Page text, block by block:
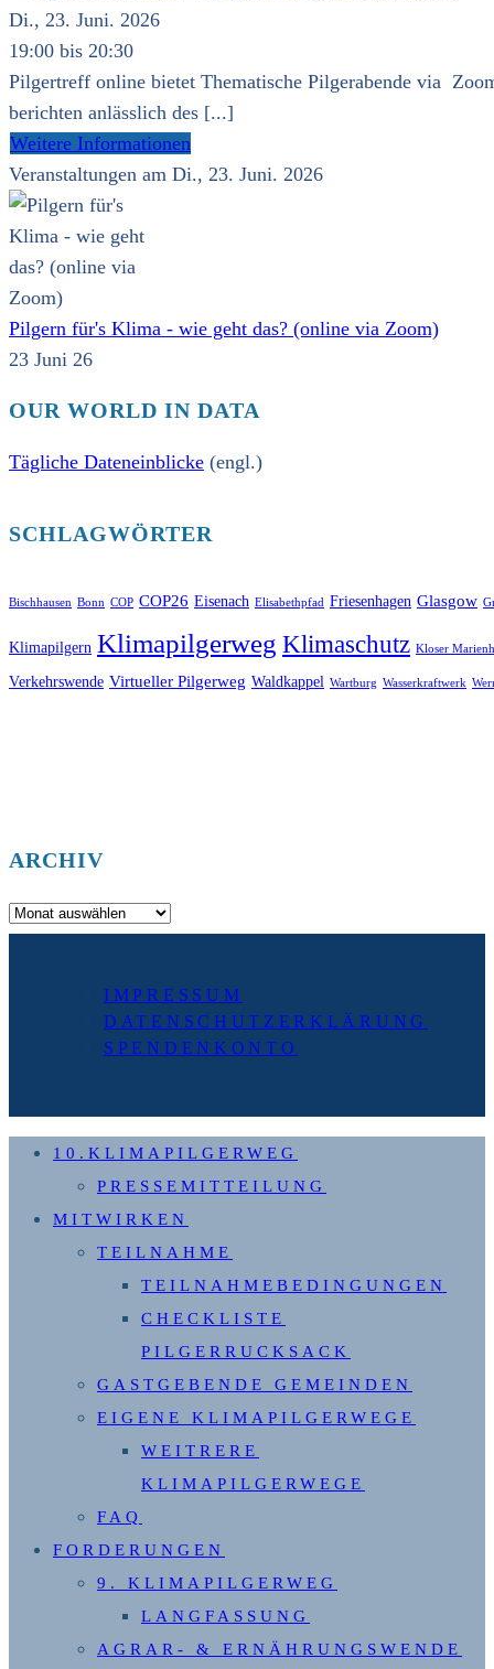
Di., 23. Juni. 2026
19:00 bis 20:30
Pilgertreff online bietet Thematische Pilgerabende via
berichten anlässlich des [...]
Weitere Informationen
Veranstaltungen am Di., 23. Juni. 2026
Pilgern für's Klima - wie geht das? (online via Zoom)
23 Juni 26
OUR WORLD IN DATA
Tägliche Dateneinblicke (engl.)
SCHLAGWÖRTER
Bischhausen Bonn COP COP26 Eisenach Elisabethpfad Friesenhagen Glasgow
Klimapilgern Klimapilgerweg Klimaschutz Kloser
Verkehrswende Virtueller Pilgerweg Waldkappel Wartburg Wasserkraftwerk
ARCHIV
Archiv
IMPRESSUM
DATENSCHUTZERKLÄRUNG
SPENDENKONTO
10.KLIMAPILGERWEG
PRESSEMITTEILUNG
MITWIRKEN
TEILNAHME
TEILNAHMEBEDINGUNGEN
CHECKLISTE
PILGERRUCKSACK
GASTGEBENDE GEMEINDEN
EIGENE KLIMAPILGERWEGE
WEITRERE
KLIMAPILGERWEGE
FAQ
FORDERUNGEN
9. KLIMAPILGERWEG
LANGFASSUNG
AGRAR- & ERNÄHRUNGSWENDE